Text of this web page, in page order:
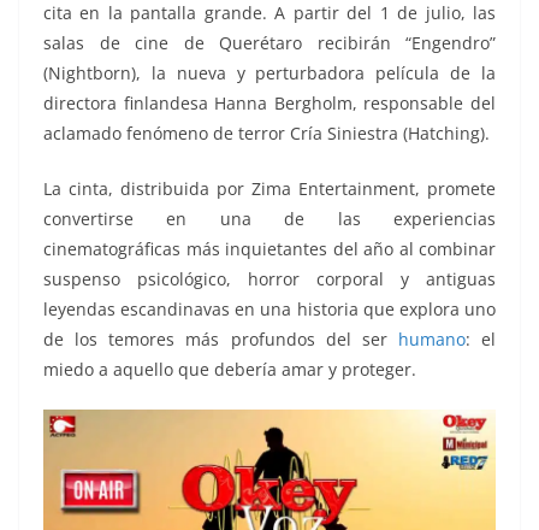
cita en la pantalla grande. A partir del 1 de julio, las
salas de cine de Querétaro recibirán “Engendro”
(Nightborn), la nueva y perturbadora película de la
directora finlandesa Hanna Bergholm, responsable del
aclamado fenómeno de terror Cría Siniestra (Hatching).
La cinta, distribuida por Zima Entertainment, promete
convertirse en una de las experiencias
cinematográficas más inquietantes del año al combinar
suspenso psicológico, horror corporal y antiguas
leyendas escandinavas en una historia que explora uno
de los temores más profundos del ser humano: el
miedo a aquello que debería amar y proteger.